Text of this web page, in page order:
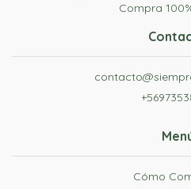
Compra
Cómo